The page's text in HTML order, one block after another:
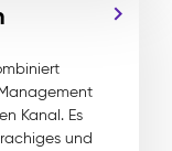
Kanal. Es
und